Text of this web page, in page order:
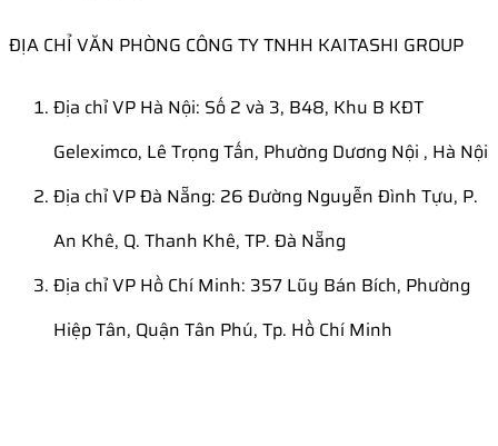
ĐỊA CHỈ VĂN PHÒNG CÔNG TY TNHH KAITASHI GROUP
Địa chỉ VP Hà Nội: Số 2 và 3, B48, Khu B KĐT
Geleximco, Lê Trọng Tấn, Phường Dương Nội , Hà Nội
Địa chỉ VP Đà Nẵng: 26 Đường Nguyễn Đình Tựu, P.
An Khê, Q. Thanh Khê, TP. Đà Nẵng
Địa chỉ VP Hồ Chí Minh: 357 Lũy Bán Bích, Phường
Hiệp Tân, Quận Tân Phú, Tp. Hồ Chí Minh